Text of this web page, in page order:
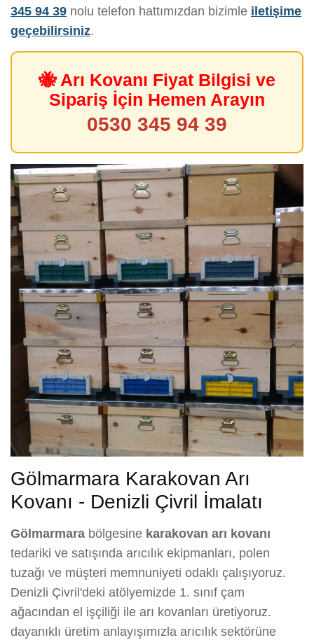
345 94 39 nolu telefon hattımızdan bizimle iletişime
geçebilirsiniz.
🐝 Arı Kovanı Fiyat Bilgisi ve
Sipariş İçin Hemen Arayın
0530 345 94 39
Gölmarmara Karakovan Arı
Kovanı - Denizli Çivril İmalatı
Gölmarmara bölgesine karakovan arı kovanı
tedariki ve satışında arıcılık ekipmanları, polen
tuzağı ve müşteri memnuniyeti odaklı çalışıyoruz.
Denizli Çivril'deki atölyemizde 1. sınıf çam
ağacından el işçiliği ile arı kovanları üretiyoruz.
dayanıklı üretim anlayışımızla arıcılık sektörüne